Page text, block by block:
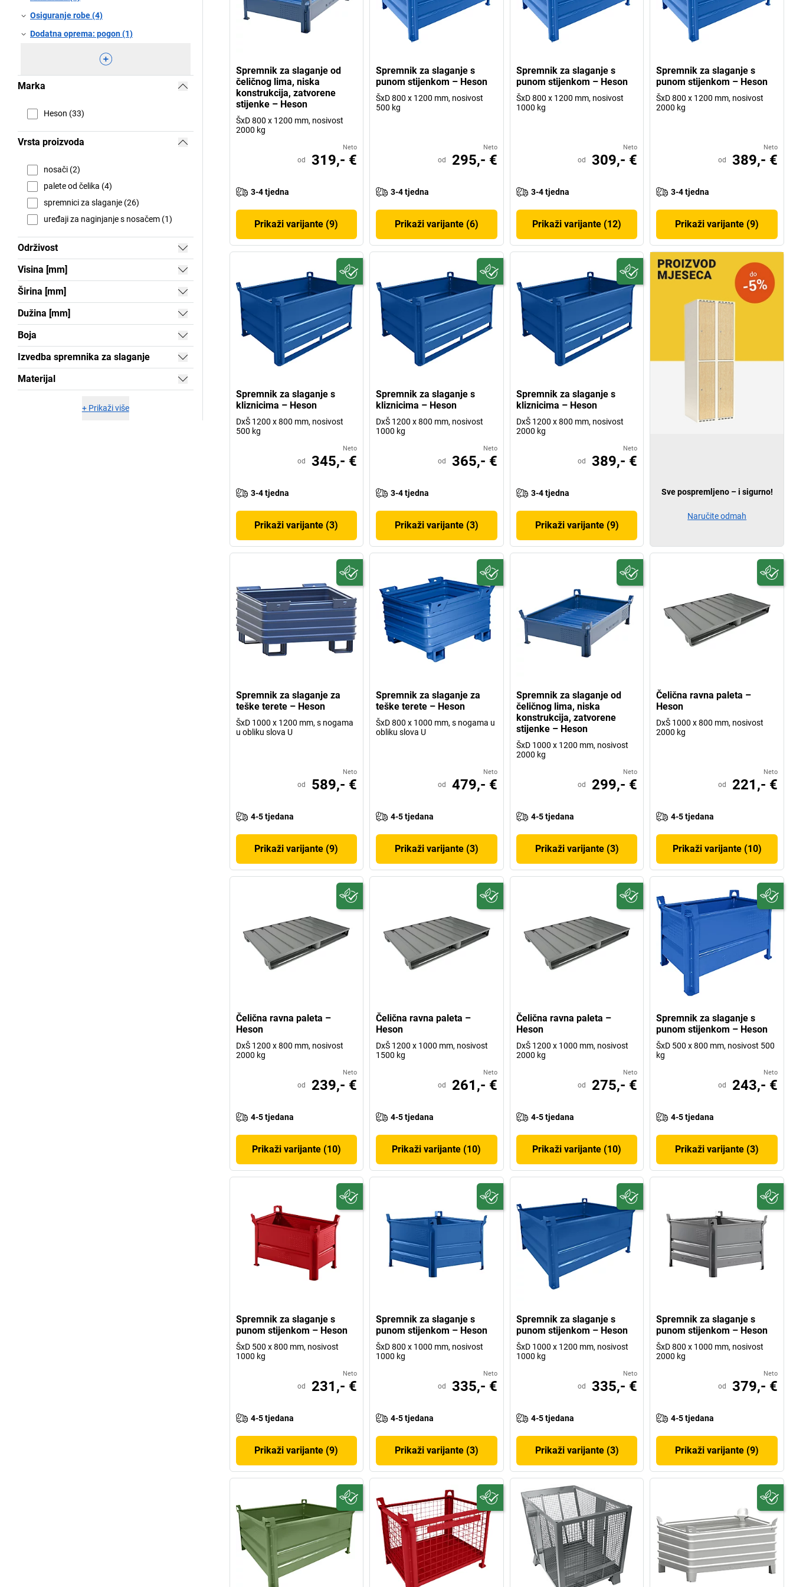
Osiguranje robe (4)
Dodatna oprema: pogon (1)
Marka
Heson (33)
Vrsta proizvoda
nosači (2)
palete od čelika (4)
spremnici za slaganje (26)
uređaji za naginjanje s nosačem (1)
Održivost
Visina [mm]
Širina [mm]
Dužina [mm]
Boja
Izvedba spremnika za slaganje
Materijal
+ Prikaži više
Spremnik za slaganje od
čeličnog lima, niska
konstrukcija, zatvorene
stijenke – Heson
ŠxD 800 x 1200 mm, nosivost
2000 kg
Neto
od 319,- €
3-4 tjedna
Prikaži varijante (9)
Spremnik za slaganje s
punom stijenkom – Heson
ŠxD 800 x 1200 mm, nosivost
500 kg
Neto
od 295,- €
3-4 tjedna
Prikaži varijante (6)
Spremnik za slaganje s
punom stijenkom – Heson
ŠxD 800 x 1200 mm, nosivost
1000 kg
Neto
od 309,- €
3-4 tjedna
Prikaži varijante (12)
Spremnik za slaganje s
punom stijenkom – Heson
ŠxD 800 x 1200 mm, nosivost
2000 kg
Neto
od 389,- €
3-4 tjedna
Prikaži varijante (9)
Spremnik za slaganje s
kliznicima – Heson
DxŠ 1200 x 800 mm, nosivost
500 kg
Neto
od 345,- €
3-4 tjedna
Prikaži varijante (3)
Spremnik za slaganje s
kliznicima – Heson
DxŠ 1200 x 800 mm, nosivost
1000 kg
Neto
od 365,- €
3-4 tjedna
Prikaži varijante (3)
Spremnik za slaganje s
kliznicima – Heson
DxŠ 1200 x 800 mm, nosivost
2000 kg
Neto
od 389,- €
3-4 tjedna
Prikaži varijante (9)
Spremnik za slaganje za
teške terete – Heson
ŠxD 1000 x 1200 mm, s nogama
u obliku slova U
Neto
od 589,- €
4-5 tjedana
Prikaži varijante (9)
Spremnik za slaganje za
teške terete – Heson
ŠxD 800 x 1000 mm, s nogama u
obliku slova U
Neto
od 479,- €
4-5 tjedana
Prikaži varijante (3)
Spremnik za slaganje od
čeličnog lima, niska
konstrukcija, zatvorene
stijenke – Heson
ŠxD 1000 x 1200 mm, nosivost
2000 kg
Neto
od 299,- €
4-5 tjedana
Prikaži varijante (3)
Čelična ravna paleta –
Heson
DxŠ 1000 x 800 mm, nosivost
2000 kg
Neto
od 221,- €
4-5 tjedana
Prikaži varijante (10)
Čelična ravna paleta –
Heson
DxŠ 1200 x 800 mm, nosivost
2000 kg
Neto
od 239,- €
4-5 tjedana
Prikaži varijante (10)
Čelična ravna paleta –
Heson
DxŠ 1200 x 1000 mm, nosivost
1500 kg
Neto
od 261,- €
4-5 tjedana
Prikaži varijante (10)
Čelična ravna paleta –
Heson
DxŠ 1200 x 1000 mm, nosivost
2000 kg
Neto
od 275,- €
4-5 tjedana
Prikaži varijante (10)
Spremnik za slaganje s
punom stijenkom – Heson
ŠxD 500 x 800 mm, nosivost 500
kg
Neto
od 243,- €
4-5 tjedana
Prikaži varijante (3)
Spremnik za slaganje s
punom stijenkom – Heson
ŠxD 500 x 800 mm, nosivost
1000 kg
Neto
od 231,- €
4-5 tjedana
Prikaži varijante (9)
Spremnik za slaganje s
punom stijenkom – Heson
ŠxD 800 x 1000 mm, nosivost
1000 kg
Neto
od 335,- €
4-5 tjedana
Prikaži varijante (3)
Spremnik za slaganje s
punom stijenkom – Heson
ŠxD 1000 x 1200 mm, nosivost
1000 kg
Neto
od 335,- €
4-5 tjedana
Prikaži varijante (3)
Spremnik za slaganje s
punom stijenkom – Heson
ŠxD 800 x 1000 mm, nosivost
2000 kg
Neto
od 379,- €
4-5 tjedana
Prikaži varijante (9)
Sve pospremljeno – i sigurno!
Naručite odmah